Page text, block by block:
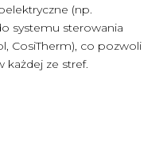
(np.
systemu sterowania
CosiTherm), co pozwoli
każdej ze stref.